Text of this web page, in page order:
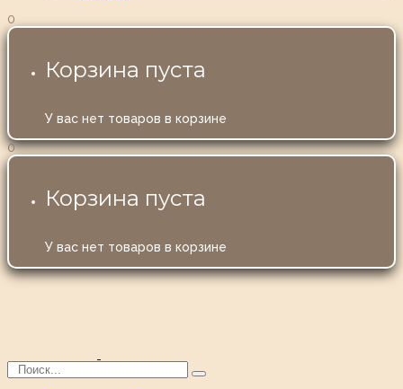
0
Корзина пуста
У вас нет товаров в корзине
0
Корзина пуста
У вас нет товаров в корзине